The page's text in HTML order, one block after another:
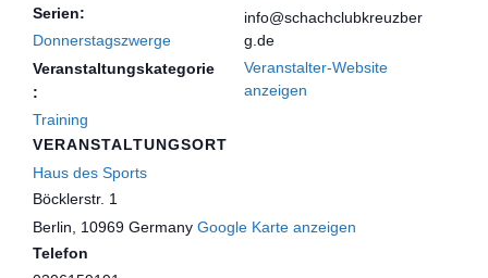
Serien:
Donnerstagszwerge
Veranstaltungskategorie
:
Training
VERANSTALTUNGSORT
Haus des Sports
Böcklerstr. 1
Berlin
10969 Germany Google Karte anzeigen
Telefon
info@schachclubkreuzber
g.de
Veranstalter-Website
anzeigen